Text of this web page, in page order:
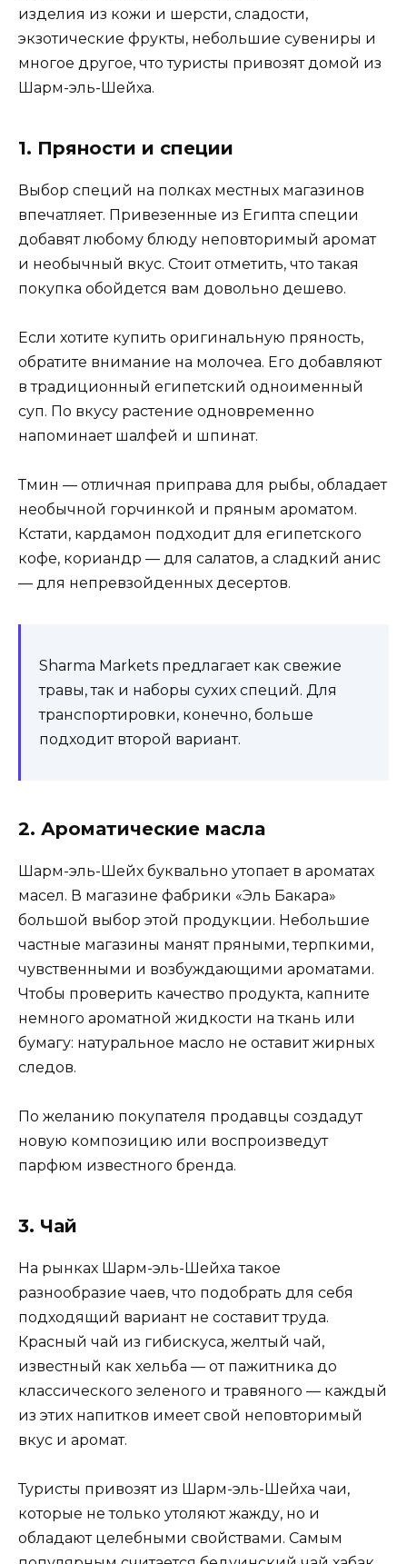
изделия из кожи и шерсти, сладости,
экзотические фрукты, небольшие сувениры и
многое другое, что туристы привозят домой из
Шарм-эль-Шейха.
1. Пряности и специи
Выбор специй на полках местных магазинов
впечатляет. Привезенные из Египта специи
добавят любому блюду неповторимый аромат
и необычный вкус. Стоит отметить, что такая
покупка обойдется вам довольно дешево.
Если хотите купить оригинальную пряность,
обратите внимание на молочеа. Его добавляют
в традиционный египетский одноименный
суп. По вкусу растение одновременно
напоминает шалфей и шпинат.
Тмин — отличная приправа для рыбы, обладает
необычной горчинкой и пряным ароматом.
Кстати, кардамон подходит для египетского
кофе, кориандр — для салатов, а сладкий анис
— для непревзойденных десертов.
Sharma Markets предлагает как свежие
травы, так и наборы сухих специй. Для
транспортировки, конечно, больше
подходит второй вариант.
2. Ароматические масла
Шарм-эль-Шейх буквально утопает в ароматах
масел. В магазине фабрики «Эль Бакара»
большой выбор этой продукции. Небольшие
частные магазины манят пряными, терпкими,
чувственными и возбуждающими ароматами.
Чтобы проверить качество продукта, капните
немного ароматной жидкости на ткань или
бумагу: натуральное масло не оставит жирных
следов.
По желанию покупателя продавцы создадут
новую композицию или воспроизведут
парфюм известного бренда.
3. Чай
На рынках Шарм-эль-Шейха такое
разнообразие чаев, что подобрать для себя
подходящий вариант не составит труда.
Красный чай из гибискуса, желтый чай,
известный как хельба — от пажитника до
классического зеленого и травяного — каждый
из этих напитков имеет свой неповторимый
вкус и аромат.
Туристы привозят из Шарм-эль-Шейха чаи,
которые не только утоляют жажду, но и
обладают целебными свойствами. Самым